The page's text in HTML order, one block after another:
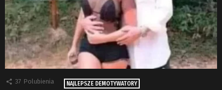
37 Polubienia NAJLEPSZE DEMOTYWATORY